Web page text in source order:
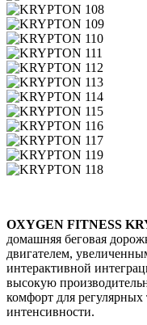
OXYGEN FITNESS
домашняя беговая
двигателем,
интерактивной
высокую
комфорт для
интенсивности.